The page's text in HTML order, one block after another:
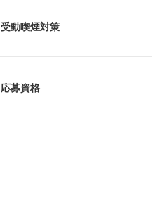
受動喫煙対策
応募資格